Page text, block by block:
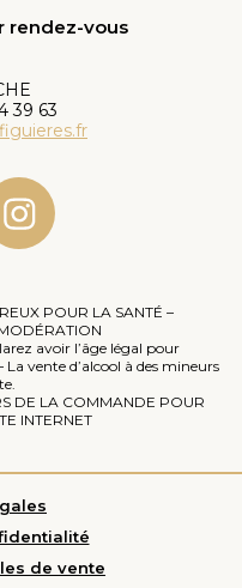
rendez-vous
39 63
POUR LA SANTÉ –
avoir l’âge légal pour
vente d’alcool à des mineurs
DE LA COMMANDE POUR
INTERNET
de vente